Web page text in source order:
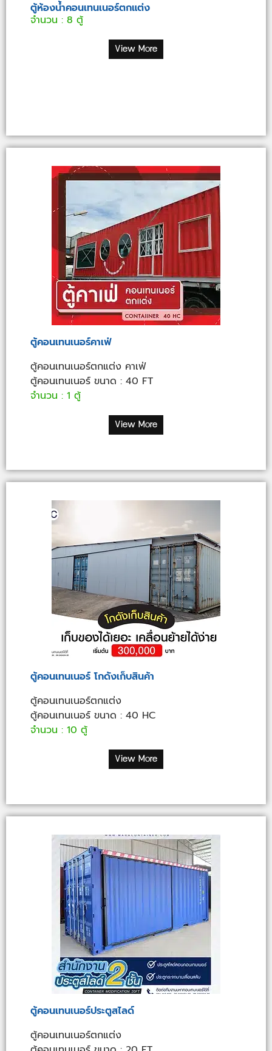
ตู้ห้องน้ำคอนเทนเนอร์ตกแต่ง
จำนวน : 8 ตู้
View More
ตู้คอนเทนเนอร์คาเฟ่
ตู้คอนเทนเนอร์ตกแต่ง คาเฟ่
ตู้คอนเทนเนอร์ ขนาด : 40 FT
จำนวน : 1 ตู้
View More
ตู้คอนเทนเนอร์ โกดังเก็บสินค้า
ตู้คอนเทนเนอร์ตกแต่ง
ตู้คอนเทนเนอร์ ขนาด : 40 HC
จำนวน : 10 ตู้
View More
ตู้คอนเทนเนอร์ประตูสไลด์
ตู้คอนเทนเนอร์ตกแต่ง